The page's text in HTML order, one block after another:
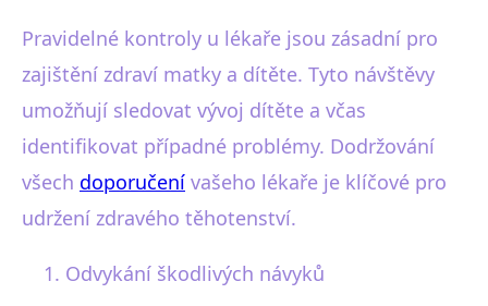
Pravidelné kontroly u lékaře jsou zásadní pro
zajištění zdraví matky a dítěte. Tyto návštěvy
umožňují sledovat vývoj dítěte a včas
identifikovat případné problémy. Dodržování
všech doporučení vašeho lékaře je klíčové pro
udržení zdravého těhotenství.
Odvykání škodlivých návyků